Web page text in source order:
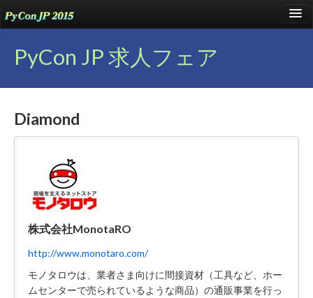
Talks
Sponsors
Participants
Venue
Blog
Reports
PyCon JP 求人フェア
Diamond
株式会社MonotaRO
http://www.monotaro.com/
モノタロウは、業者さま向けに間接資材（工具など、ホー
ムセンターで売られているような商品）の通販事業を行っ